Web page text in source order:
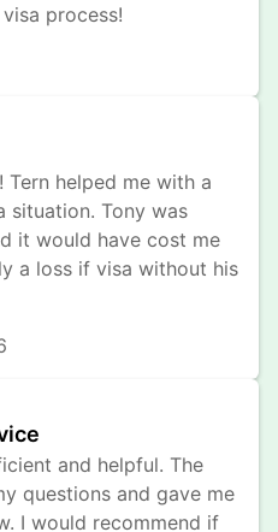
process!
Tern helped me with a
situation. Tony was
it would have cost me
a loss if visa without his
and helpful. The
questions and gave me
I would recommend if